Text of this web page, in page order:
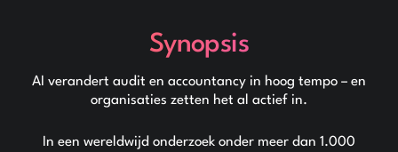
Synopsis
AI verandert audit en accountancy in hoog tempo – en
organisaties zetten het al actief in.
In een wereldwijd onderzoek onder meer dan 1.000